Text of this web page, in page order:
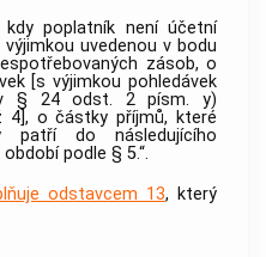
kdy poplatník není účetní
uvedenou v bodu
zásob, o
[s výjimkou pohledávek
v § 24 odst. 2 písm. y)
4], o částky příjmů, které
patří do následujícího
podle § 5.“.
odstavcem 13, který